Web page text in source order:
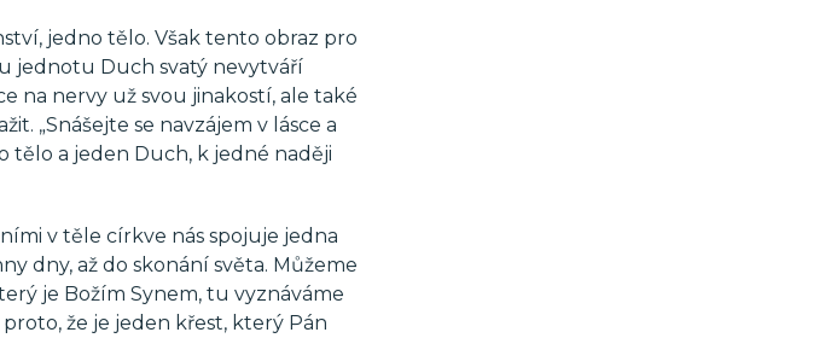
jedno tělo. Však tento obraz pro
jednotu Duch svatý nevytváří
na nervy už svou jinakostí, ale také
„Snášejte se navzájem v lásce a
tělo a jeden Duch, k jedné naději
v těle církve nás spojuje jedna
dny, až do skonání světa. Můžeme
je Božím Synem, tu vyznáváme
že je jeden křest, který Pán